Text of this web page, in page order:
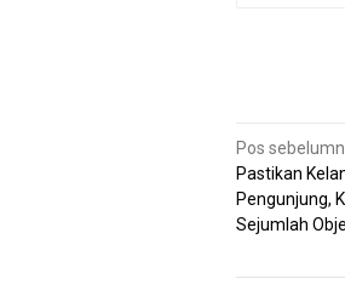
pos
Pos
Pastikan
Pengunjung,
Sejumlah